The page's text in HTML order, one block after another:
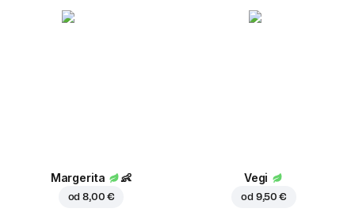
Margerita 👶
od8,00 €
Vegi
od 9,50 €